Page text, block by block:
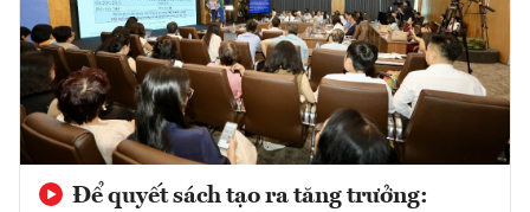
Để quyết sách tạo ra tăng trưởng: